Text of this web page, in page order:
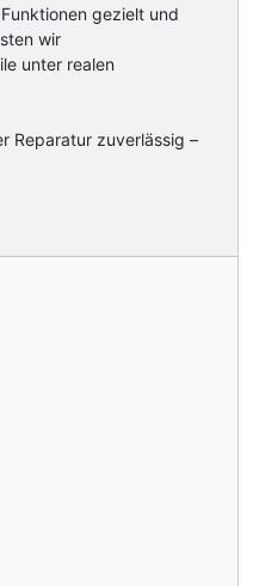
gezielt und
wir
unter realen
Reparatur zuverlässig –